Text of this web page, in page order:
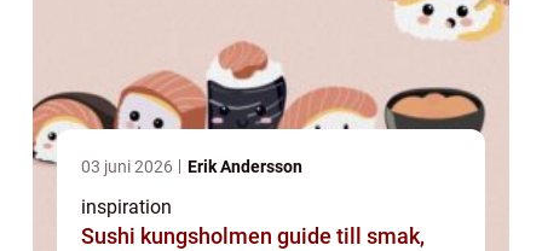
03 juni 2026 Erik Andersson
inspiration
Sushi kungsholmen guide till smak,